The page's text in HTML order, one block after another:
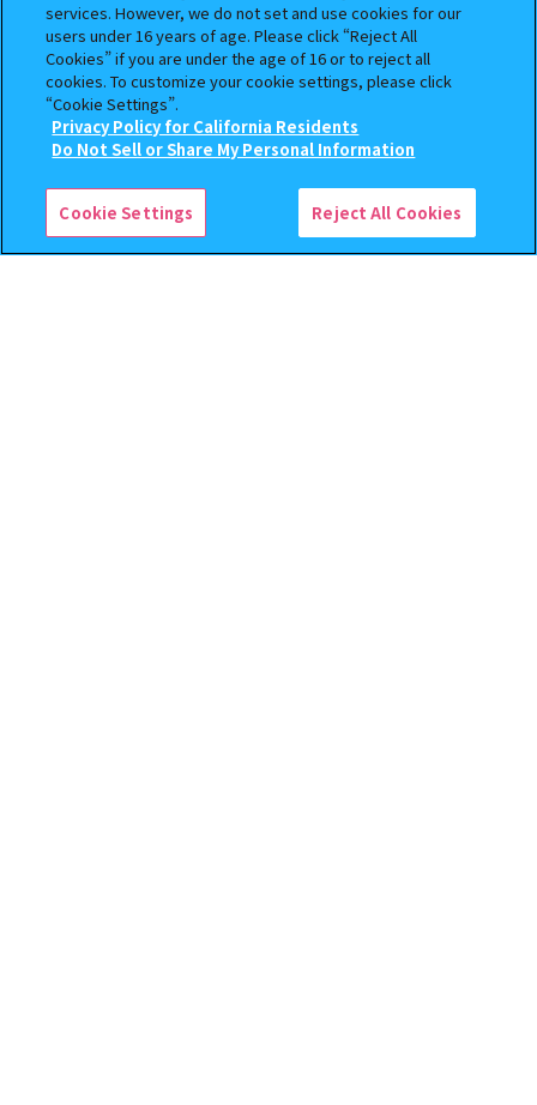
検索中の商品
【バンダイナムコオフィシャルショップ限定】
機動戦士ガンダム まちぼうけ ガンダムの場合
2（ブラッククリアVer.）
埼玉県戸田市美女木東1-3-1 イオンモール北戸田
12.4km
取扱商品
ガシャポンバンダイオフィシャルショップ未
来屋書店品川シーサイド店
東京都品川区東品川4-12-5 イオン品川ｼｰｻｲﾄﾞSC３Ｆ
13.3km
ガシャポンのデパートイトーヨーカドー大井
services. However, we do not set and use cookies for our
users under 16 years of age. Please click “Reject All
Cookies” if you are under the age of 16 or to reject all
cookies. To customize your cookie settings, please click
“Cookie Settings”.
Privacy Policy for California Residents
Do Not Sell or Share My Personal Information
Cookie Settings Reject All Cookies